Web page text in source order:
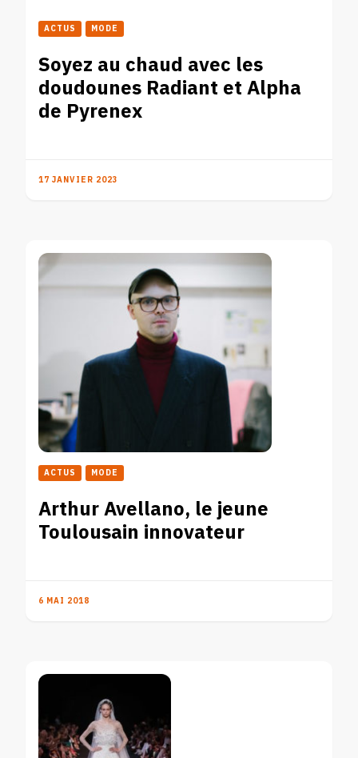
ACTUS MODE
Soyez au chaud avec les
doudounes Radiant et Alpha
de Pyrenex
17 JANVIER 2023
ACTUS MODE
Arthur Avellano, le jeune
Toulousain innovateur
6 MAI 2018